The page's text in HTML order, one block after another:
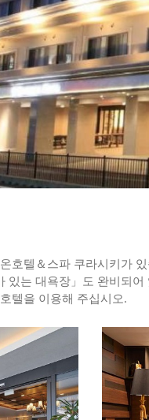
호텔＆스파 쿠라시키가
있는 대욕장」도 완비되어
텔을 이용해 주십시오.